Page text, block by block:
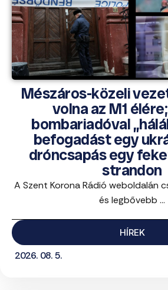
Mészáros-közeli
volna az M1
bombariadóval
befogadást egy
dróncsapás egy
strandon
A Szent Korona Rádió weboldalán
és legbővebb ...
HÍREK
2026. 08. 5.